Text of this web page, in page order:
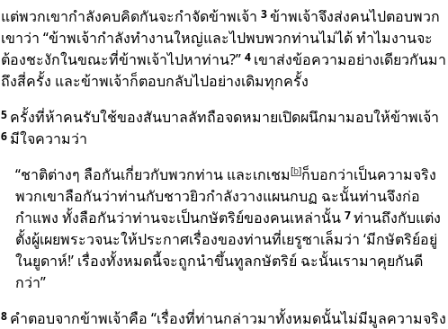
แต่พวกเขากำลังคบคิดกันจะกำจัดข้าพเจ้า 3ข้าพเจ้าจึงส่งคนไปตอบพวก
เขาว่า “ข้าพเจ้ากำลังทำงานใหญ่และไปพบพวกท่านไม่ได้ ทำไมงานจะ
ต้องชะงักในขณะที่ข้าพเจ้าไปหาท่าน?” 4 เขาส่งข้อความอย่างเดียวกันมา
ถึงสี่ครั้ง และข้าพเจ้าก็ตอบกลับไปอย่างเดิมทุกครั้ง
5 ครั้งที่ห้าคนรับใช้ของสันบาลลัทถือจดหมายเปิดผนึกมามอบให้ข้าพเจ้า
6 มีใจความว่า
“ชาติต่างๆ ลือกันเกี่ยวกับพวกท่าน และเกเชม[b]ก็บอกว่าเป็นความจริง
พวกเขาลือกันว่าท่านกับชาวยิวกำลังวางแผนกบฏ ฉะนั้นท่านจึงก่อ
กำแพง ทั้งลือกันว่าท่านจะเป็นกษัตริย์ของคนเหล่านั้น 7ท่านถึงกับแต่ง
ตั้งผู้เผยพระวจนะให้ประกาศเรื่องของท่านที่เยรูซาเล็มว่า ‘มีกษัตริย์อยู่
ในยูดาห์!’ เรื่องทั้งหมดนี้จะถูกนำขึ้นทูลกษัตริย์ ฉะนั้นเรามาคุยกันดี
กว่า”
8 คำตอบจากข้าพเจ้าคือ “เรื่องที่ท่านกล่าวมาทั้งหมดนั้นไม่มีมูลความจริง